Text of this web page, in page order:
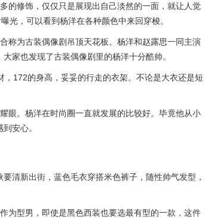
的修饰，仅仅只是展现出自己淡然的一面，就让人觉
光，可以看到杨洋在各种颜色中来回穿梭。
称为古装偶像剧吊顶天花板。杨洋和赵露思一同主演
家也发现了古装偶像剧里的杨洋十分酷帅。
172的身高，妥妥的行走的衣架。不论是大衣还是短
眼。杨洋在时尚圈一直就发展的比较好。毕竟他从小
安心。
清新出街，蓝色毛衣穿搭米色裤子，随性帅气发型，
为型男，即使是黑色西装也要选最有型的一款，这件